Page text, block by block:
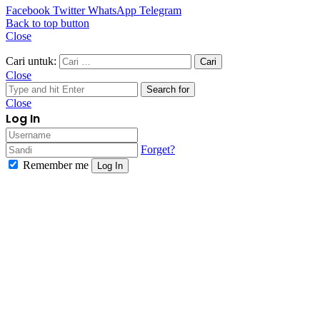
Facebook Twitter WhatsApp Telegram
Back to top button
Close
Cari untuk:
Close
Search for
Close
Log In
Forget?
Remember me
Log In